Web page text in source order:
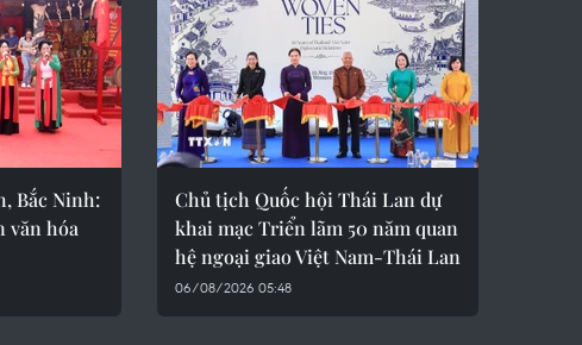
Bắc Ninh:
văn hóa
Chủ tịch Quốc hội Thái Lan dự
khai mạc Triển lãm 50 năm quan
hệ ngoại giao Việt Nam-Thái Lan
06/08/2026 05:48